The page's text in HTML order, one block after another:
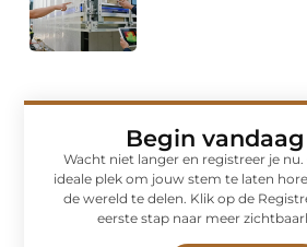
Begin
Wacht niet langer en registreer je
ideale plek om jouw stem te laten
de wereld te delen. Klik op de
eerste stap naar meer